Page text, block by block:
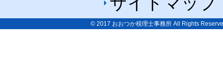
© 2017 おおつか税理士事務所All Rights